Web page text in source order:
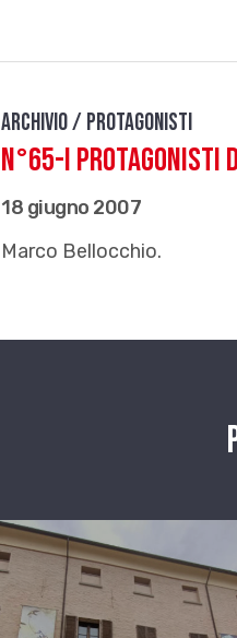
Archivio / Protagonisti
N°65-I PROTAGONISTI
18 giugno 2007
Marco Bellocchio.